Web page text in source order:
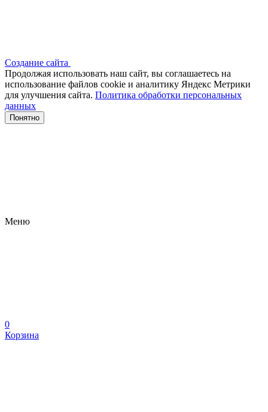
Создание сайта
Продолжая использовать наш сайт, вы соглашаетесь на
использование файлов сооkіе и аналитику Яндекс Метрики
для улучшения сайта. Политика обработки персональных
данных
Понятно
Меню
0
Корзина